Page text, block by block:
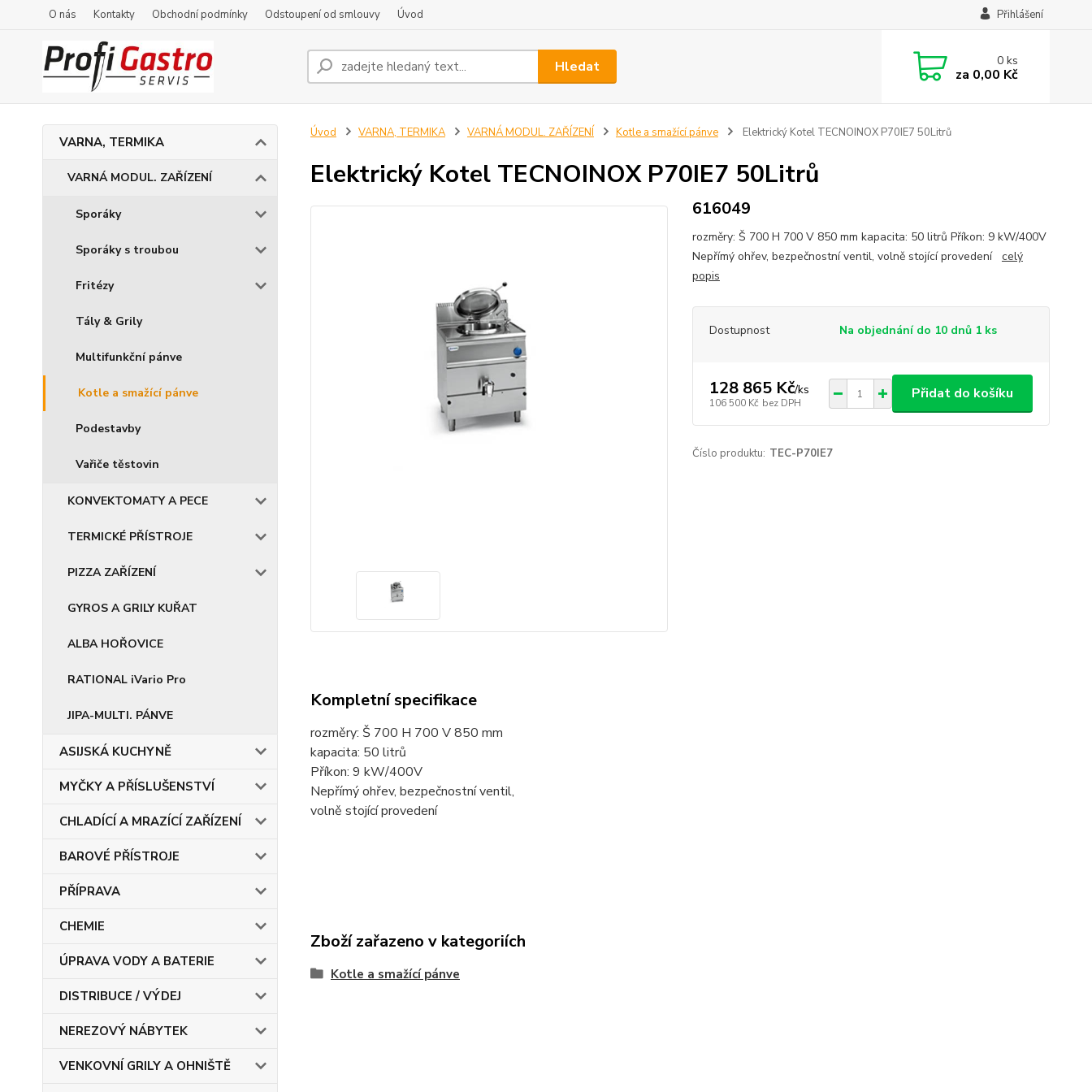
O nás Kontakty Obchodní podmínky Odstoupení od smlouvy Úvod Přihlášení
Hledat 0ks
za 0,00 Kč
VARNA, TERMIKA
VARNÁ MODUL. ZAŘÍZENÍ
Sporáky
Sporáky s troubou
Fritézy
Tály & Grily
Multifunkční pánve
Kotle a smažící pánve
Podestavby
Vařiče těstovin
KONVEKTOMATY A PECE
TERMICKÉ PŘÍSTROJE
PIZZA ZAŘÍZENÍ
GYROS A GRILY KUŘAT
ALBA HOŘOVICE
RATIONAL iVario Pro
JIPA-MULTI. PÁNVE
ASIJSKÁ KUCHYNĚ
MYČKY A PŘÍSLUŠENSTVÍ
CHLADÍCÍ A MRAZÍCÍ ZAŘÍZENÍ
BAROVÉ PŘÍSTROJE
PŘÍPRAVA
CHEMIE
ÚPRAVA VODY A BATERIE
DISTRIBUCE / VÝDEJ
NEREZOVÝ NÁBYTEK
VENKOVNÍ GRILY A OHNIŠTĚ
Úvod VARNA, TERMIKA VARNÁ MODUL. ZAŘÍZENÍ Kotle a smažící pánve Elektrický Kotel TECNOINOX P70IE7 50Litrů
Elektrický Kotel TECNOINOX P70IE7 50Litrů
616049
rozměry: Š 700 H 700 V 850 mm kapacita: 50 litrů Příkon: 9 kW/400V
Nepřímý ohřev, bezpečnostní ventil, volně stojící provedení celý
popis
Dostupnost Na objednání do 10 dnů 1 ks
128 865 Kč/ks
106 500 Kč bez DPH
Přidat do košíku
Číslo produktu: TEC-P70IE7
Kompletní specifikace
rozměry: Š 700 H 700 V 850 mm
kapacita: 50 litrů
Příkon: 9 kW/400V
Nepřímý ohřev, bezpečnostní ventil,
volně stojící provedení
Zboží zařazeno v kategoriích
Kotle a smažící pánve